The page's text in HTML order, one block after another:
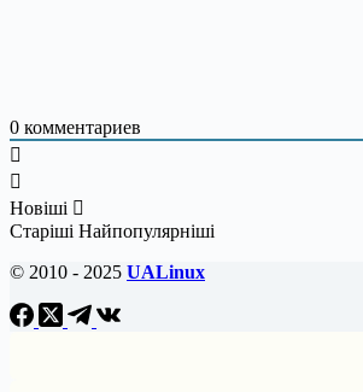
0 комментариев
Новіші
Старіші Найпопулярніші
© 2010 - 2025 UALinux